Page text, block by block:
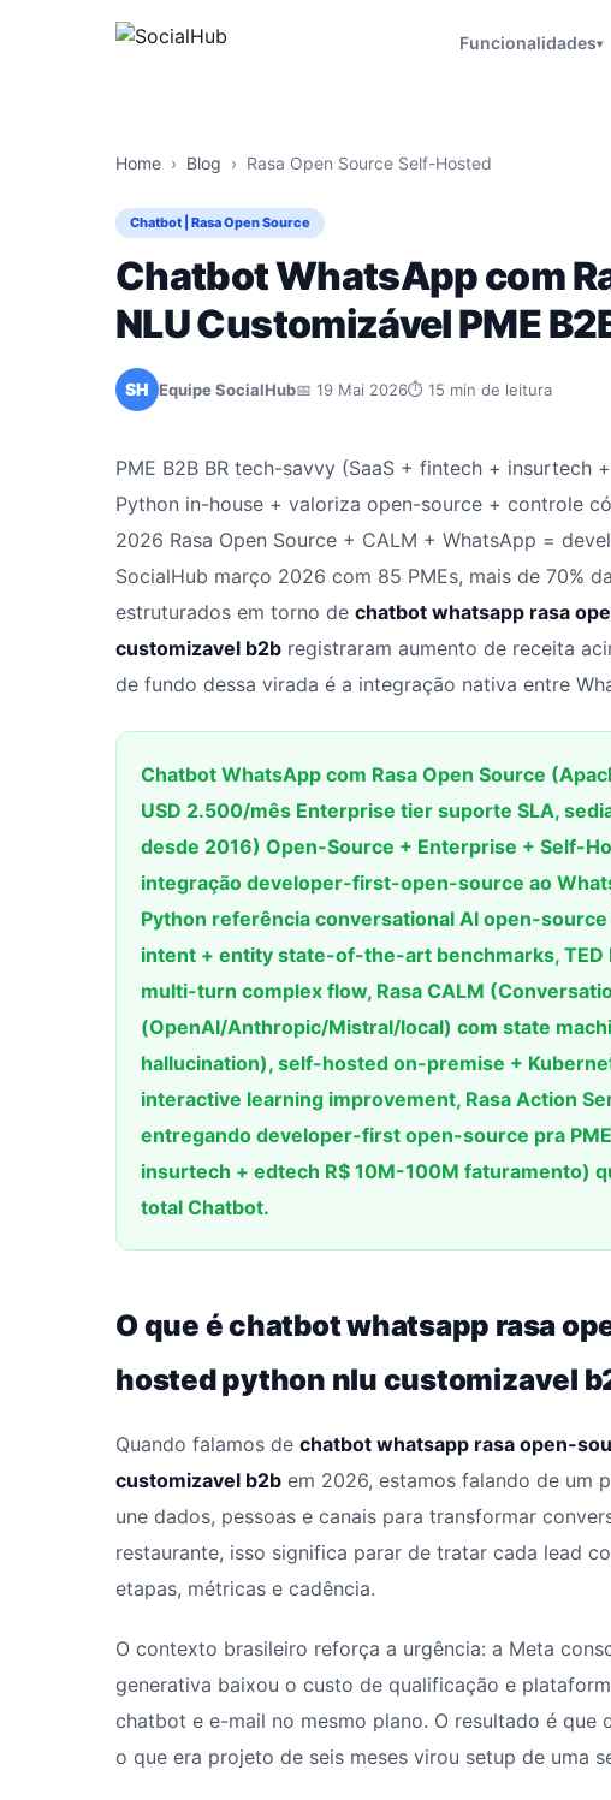
Funcionalidades▾
Home › Blog › Rasa Open Source Self-Hosted
Chatbot | Rasa Open Source
Chatbot WhatsApp com
NLU Customizável PME
SH Equipe SocialHub📅 19 Mai 2026⏱ 15 min de leitura
PME B2B BR tech-savvy (SaaS + fintech + insurtech
Python in-house + valoriza open-source + controle
2026 Rasa Open Source + CALM + WhatsApp =
SocialHub março 2026 com 85 PMEs, mais de 70%
estruturados em torno de chatbot whatsapp rasa
customizavel b2b registraram aumento de receita
de fundo dessa virada é a integração nativa entre
Chatbot WhatsApp com Rasa Open Source
USD 2.500/mês Enterprise tier suporte SLA,
desde 2016) Open-Source + Enterprise + Self-
integração developer-first-open-source ao
Python referência conversational AI open-
intent + entity state-of-the-art benchmarks, TED
multi-turn complex flow, Rasa CALM
(OpenAI/Anthropic/Mistral/local) com state
hallucination), self-hosted on-premise +
interactive learning improvement, Rasa Action
entregando developer-first open-source pra
insurtech + edtech R$ 10M-100M faturamento)
total Chatbot.
O que é chatbot whatsapp rasa
hosted python nlu customizavel
Quando falamos de chatbot whatsapp rasa open-
customizavel b2b em 2026, estamos falando de um
une dados, pessoas e canais para transformar
restaurante, isso significa parar de tratar cada lead
etapas, métricas e cadência.
O contexto brasileiro reforça a urgência: a Meta
generativa baixou o custo de qualificação e
chatbot e e-mail no mesmo plano. O resultado é
o que era projeto de seis meses virou setup de uma